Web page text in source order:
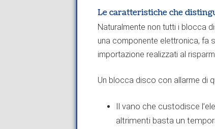
Le caratteristiche che
Naturalmente non tutti i blocca
una componente elettronica, fa
importazione realizzati al
Un blocca disco con allarme di
Il vano che custodisce
altrimenti basta un